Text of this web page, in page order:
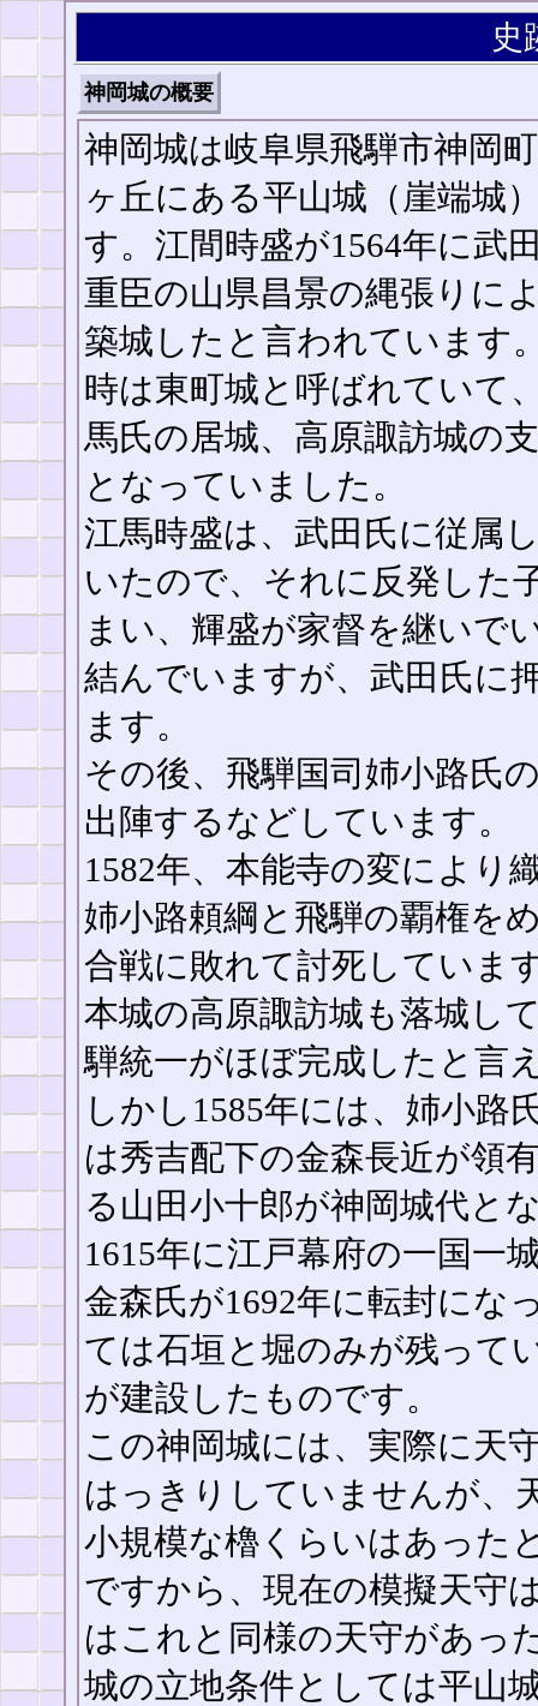
史
神岡城の概要
神岡城は岐阜県飛騨市神岡
ヶ丘にある平山城（崖端城
す。江間時盛が1564年に武
重臣の山県昌景の縄張りに
築城したと言われています
時は東町城と呼ばれていて
馬氏の居城、高原諏訪城の
となっていました。
江馬時盛は、武田氏に従属
いたので、それに反発した
まい、輝盛が家督を継いで
結んでいますが、武田氏に
ます。
その後、飛騨国司姉小路氏
出陣するなどしています。
1582年、本能寺の変により
姉小路頼綱と飛騨の覇権を
合戦に敗れて討死していま
本城の高原諏訪城も落城し
騨統一がほぼ完成したと言
しかし1585年には、姉小路
は秀吉配下の金森長近が領
る山田小十郎が神岡城代と
1615年に江戸幕府の一国一
金森氏が1692年に転封にな
ては石垣と堀のみが残って
が建設したものです。
この神岡城には、実際に天
はっきりしていませんが、
小規模な櫓くらいはあった
ですから、現在の模擬天守
はこれと同様の天守があっ
城の立地条件としては平山